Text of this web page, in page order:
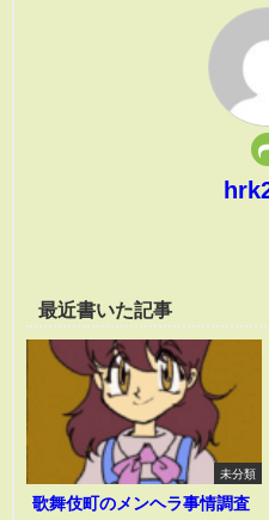
最近書いた記事
未分類
歌舞伎町のメンヘラ事情調査